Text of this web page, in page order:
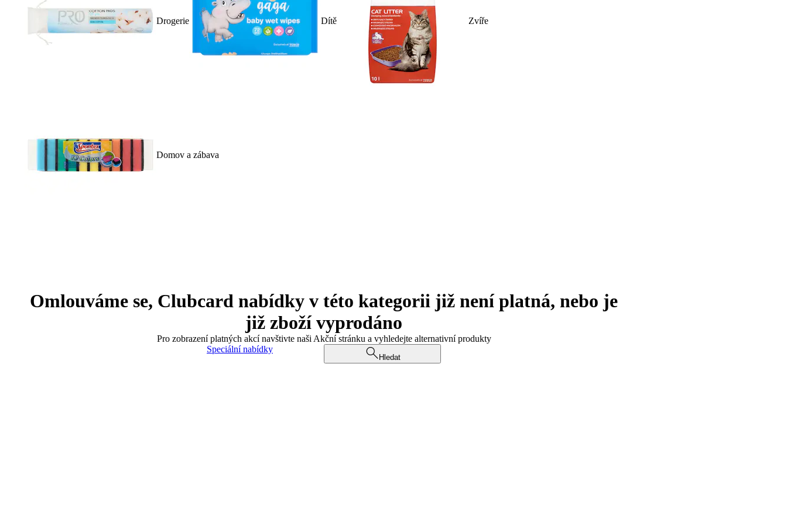
Drogerie Dítě Zvíře
Domov a zábava
Omlouváme se, Clubcard nabídky v této kategorii již není platná, nebo je
již zboží vyprodáno
Pro zobrazení platných akcí navštivte naši Akční stránku a vyhledejte alternativní produkty
Speciální nabídky
Hledat